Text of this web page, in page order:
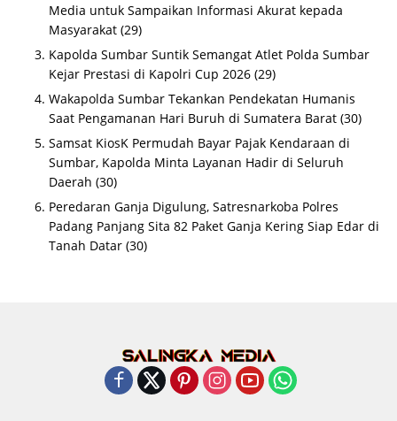
Media untuk Sampaikan Informasi Akurat kepada
Masyarakat (29)
Kapolda Sumbar Suntik Semangat Atlet Polda Sumbar
Kejar Prestasi di Kapolri Cup 2026 (29)
Wakapolda Sumbar Tekankan Pendekatan Humanis
Saat Pengamanan Hari Buruh di Sumatera Barat (30)
Samsat KiosK Permudah Bayar Pajak Kendaraan di
Sumbar, Kapolda Minta Layanan Hadir di Seluruh
Daerah (30)
Peredaran Ganja Digulung, Satresnarkoba Polres
Padang Panjang Sita 82 Paket Ganja Kering Siap Edar di
Tanah Datar (30)